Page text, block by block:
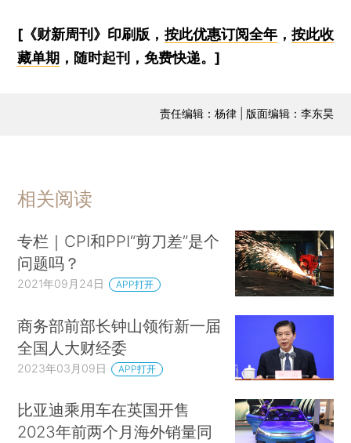
[《财新周刊》印刷版， 按此优惠订阅全年， 按此收
藏单期 ，随时起刊，免费快递。]
责任编辑：杨律 | 版面编辑：李东昊
相关阅读
专栏｜CPI和PPI“剪刀差”是个
问题吗？
2021年09月24日 APP打开
商务部前部长钟山领衔新一届
全国人大财经委
2023年03月09日 APP打开
比亚迪乘用车在英国开售
2023年前两个月海外销量同